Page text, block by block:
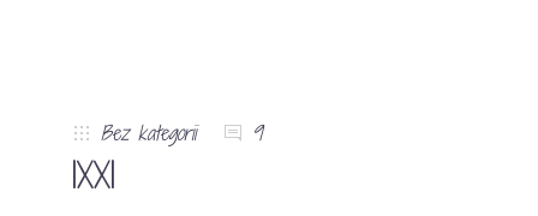
Bez kategorii 9
IXXI